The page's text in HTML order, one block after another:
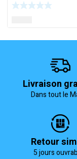
Livraison
Dans tout le
Retour
5 jours